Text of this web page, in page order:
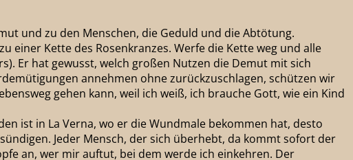
und zu den Menschen, die Geduld und die Abtötung.
einer Kette des Rosenkranzes. Werfe die Kette weg und alle
Er hat gewusst, welch großen Nutzen die Demut mit sich
annehmen ohne zurückzuschlagen, schützen wir
gehen kann, weil ich weiß, ich brauche Gott, wie ein Kind
ist in La Verna, wo er die Wundmale bekommen hat, desto
Jeder Mensch, der sich überhebt, da kommt sofort der
an, wer mir auftut, bei dem werde ich einkehren. Der